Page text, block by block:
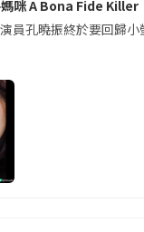
媽咪 A Bona Fide Killer
員孔曉振終於要回歸